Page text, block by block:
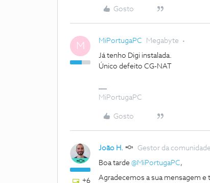
Gosto
M MiPortugaPC Megabyte
Já tenho Digi instalada.
Único defeito CG-NAT
MiPortugaPC
Gosto
+6
João H. Gestor da comunidade
Boa tarde ​ @MiPortugaPC,
Agradecemos a sua mensagem e